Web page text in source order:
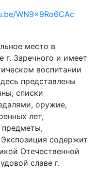
WN9x9Ro6CAc
место в
г. Заречного и имеет
воспитании
представлены
списки
оружие,
лет,
предметы,
содержит
Отечественной
славе г.